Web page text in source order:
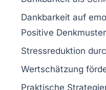
Dankbarkeit auf
Positive Denkmuster
Stressreduktion
Wertschätzung
Praktische